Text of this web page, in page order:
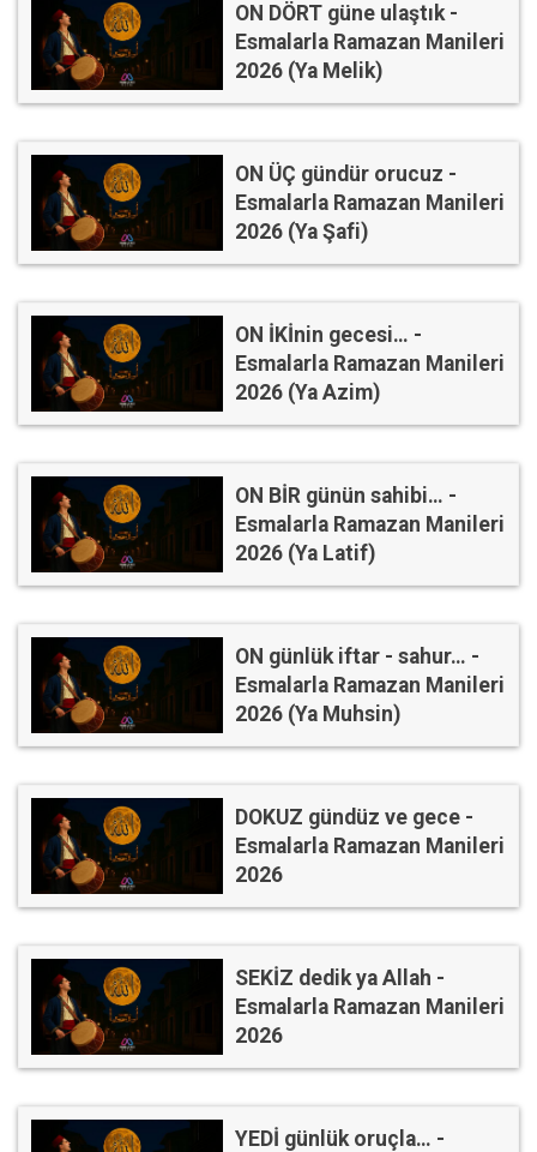
ON DÖRT güne ulaştık -
Esmalarla Ramazan Manileri
2026 (Ya Melik)
ON ÜÇ gündür orucuz -
Esmalarla Ramazan Manileri
2026 (Ya Şafi)
ON İKİnin gecesi… -
Esmalarla Ramazan Manileri
2026 (Ya Azim)
ON BİR günün sahibi… -
Esmalarla Ramazan Manileri
2026 (Ya Latif)
ON günlük iftar - sahur… -
Esmalarla Ramazan Manileri
2026 (Ya Muhsin)
DOKUZ gündüz ve gece -
Esmalarla Ramazan Manileri
2026
SEKİZ dedik ya Allah -
Esmalarla Ramazan Manileri
2026
YEDİ günlük oruçla… -